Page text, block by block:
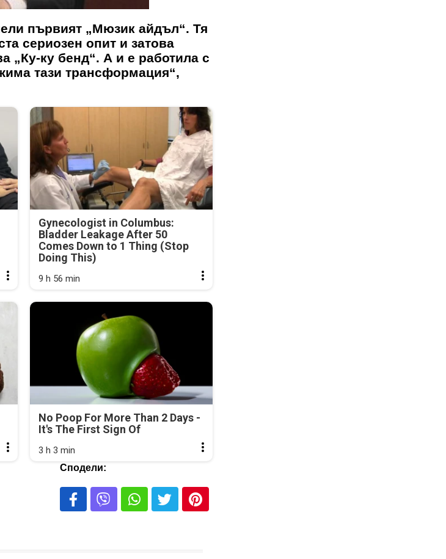
първият „Мюзик айдъл“. Тя
сериозен опит и затова
„Ку-ку бенд“. А и е работила с
тази трансформация“,
Gynecologist in Columbus:
Bladder Leakage After 50
Comes Down to 1 Thing (Stop
Doing This)
9 h 56 min
No Poop For More Than 2 Days -
It's The First Sign Of
3 h 3 min
Сподели: